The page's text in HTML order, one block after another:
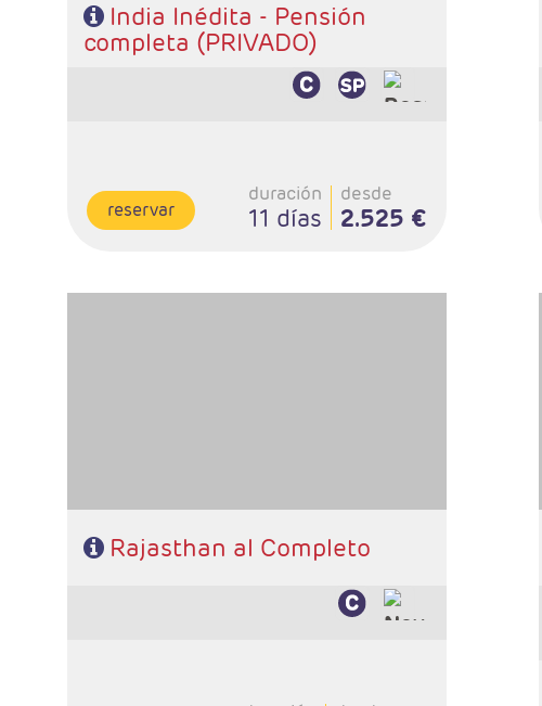
India Inédita - Pensión
completa (PRIVADO)
reservar
duración
11 días
desde
2.525 €
Rajasthan al Completo